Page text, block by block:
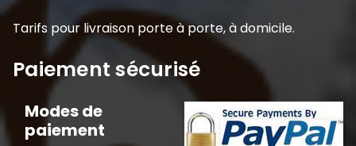
Tarifs pour livraison porte à porte, à domicile.
Paiement sécurisé
Modes de
paiement